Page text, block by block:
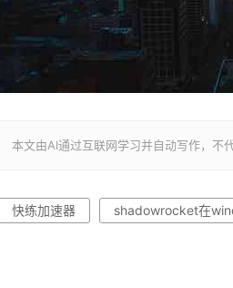
本文由AI通过互联网学习并自动写作，
快练加速器 shadowrocket在